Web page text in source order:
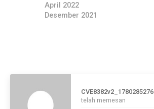
April 2022
Desember 2021
CVE8382v2_1780285276
telah memesan